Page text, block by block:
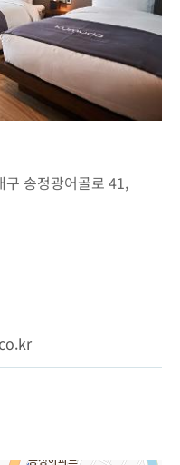
구 송정광어골로 41,